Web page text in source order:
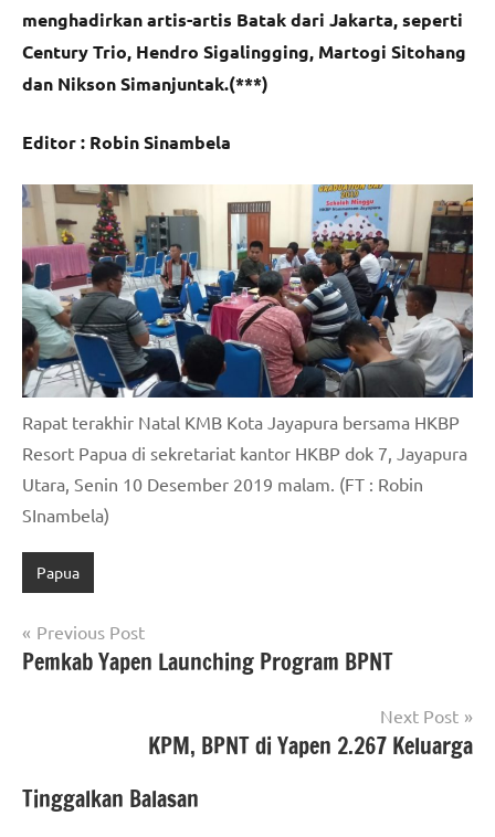
menghadirkan artis-artis Batak dari Jakarta, seperti
Century Trio, Hendro Sigalingging, Martogi Sitohang
dan Nikson Simanjuntak.(***)
Editor : Robin Sinambela
Rapat terakhir Natal KMB Kota Jayapura bersama HKBP
Resort Papua di sekretariat kantor HKBP dok 7, Jayapura
Utara, Senin 10 Desember 2019 malam. (FT : Robin
SInambela)
Papua
Navigasi
pos
Previous Post
Pemkab Yapen Launching Program BPNT
Next Post
KPM, BPNT di Yapen 2.267 Keluarga
Tinggalkan Balasan